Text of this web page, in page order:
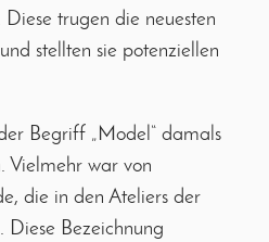
trugen die neuesten
stellten sie potenziellen
Begriff „Model“ damals
Vielmehr war von
die in den Ateliers der
Diese Bezeichnung